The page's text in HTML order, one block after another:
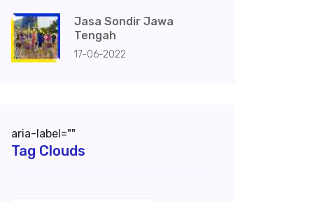
Jasa Sondir Jawa
Tengah
17-06-2022
aria-label=""
Tag Clouds